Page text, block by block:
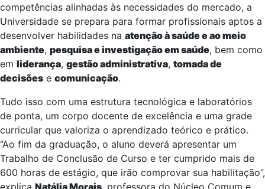
competências alinhadas às necessidades do mercado, a
Universidade se prepara para formar profissionais aptos a
desenvolver habilidades na atenção à saúde e ao meio
ambiente, pesquisa e investigação em saúde, bem como
em liderança, gestão administrativa, tomada de
decisões e comunicação.
Tudo isso com uma estrutura tecnológica e laboratórios
de ponta, um corpo docente de excelência e uma grade
curricular que valoriza o aprendizado teórico e prático.
“Ao fim da graduação, o aluno deverá apresentar um
Trabalho de Conclusão de Curso e ter cumprido mais de
600 horas de estágio, que irão comprovar sua habilitação”,
explica Natália Morais, professora do Núcleo Comum e